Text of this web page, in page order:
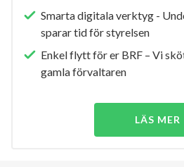
Smarta digitala verktyg -
sparar tid för styrelsen
Enkel flytt för er BRF – Vi
gamla förvaltaren
LÄS MER